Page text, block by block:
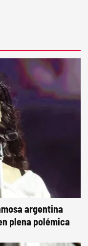
argentina
plena polémica